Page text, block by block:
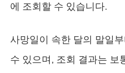
에 조회할 수 있습니다.
사망일이 속한 달의 말일
수 있으며, 조회 결과는 보